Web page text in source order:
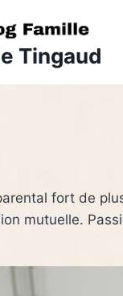
Tingaud
fort de
mutuelle.